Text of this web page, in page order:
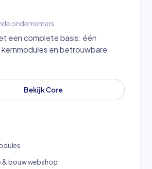
ondernemers
een complete basis: één
en betrouwbare
Bekijk Core
bouw webshop